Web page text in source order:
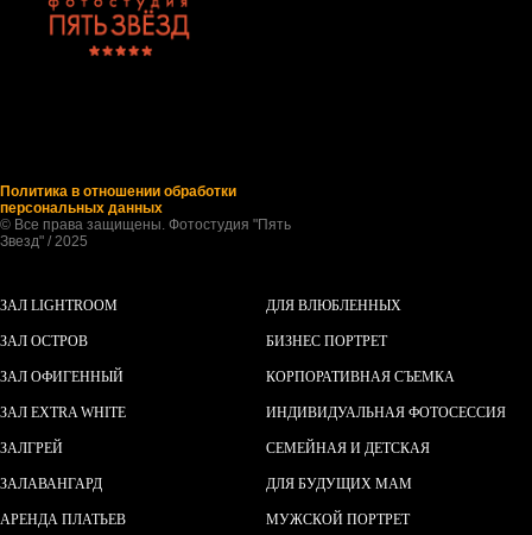
Политика в отношении обработки
персональных данных
© Все права защищены. Фотостудия "Пять
Звезд" / 2025
ЗАЛ LIGHTROOM
ЗАЛ ОСТРОВ
ЗАЛ ОФИГЕННЫЙ
ЗАЛ EXTRA WHITE
ЗАЛГРЕЙ
ЗАЛАВАНГАРД
АРЕНДА ПЛАТЬЕВ
ДЛЯ ВЛЮБЛЕННЫХ
БИЗНЕС ПОРТРЕТ
КОРПОРАТИВНАЯ СЪЕМКА
ИНДИВИДУАЛЬНАЯ ФОТОСЕССИЯ
СЕМЕЙНАЯ И ДЕТСКАЯ
ДЛЯ БУДУЩИХ МАМ
МУЖСКОЙ ПОРТРЕТ